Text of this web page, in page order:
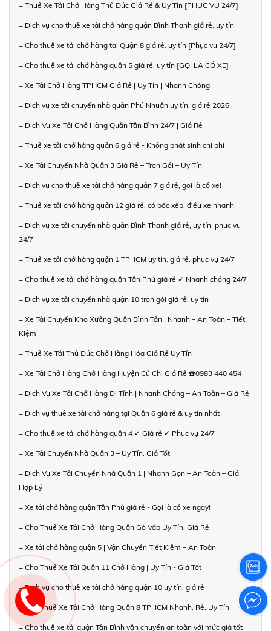
+ Thuê Xe Tải Chở Hàng Thủ Đức Giá Rẻ & Uy Tín [PHỤC VỤ 24/7]
+ Dịch vụ cho thuê xe tải chở hàng quận Bình Thạnh giá rẻ, uy tín
+ Cho thuê xe tải chở hàng tại Quận 8 giá rẻ, uy tín [Phục vụ 24/7]
+ Cho thuê xe tải chở hàng quận 5 giá rẻ, uy tín [GỌI LÀ CÓ XE]
+ Xe Tải Chở Hàng TPHCM Giá Rẻ | Uy Tín | Nhanh Chóng
+ Dịch vụ xe tải chuyển nhà quận Phú Nhuận uy tín, giá rẻ 2026
+ Dịch Vụ Xe Tải Chở Hàng Quận Tân Bình 24/7 | Giá Rẻ
+ Thuê xe tải chở hàng quận 6 giá rẻ - Không phát sinh chi phí
+ Xe Tải Chuyển Nhà Quận 3 Giá Rẻ – Trọn Gói – Uy Tín
+ Dịch vụ cho thuê xe tải chở hàng quận 7 giá rẻ, gọi là có xe!
+ Thuê xe tải chở hàng quận 12 giá rẻ, có bốc xếp, điều xe nhanh
+ Dịch vụ xe tải chuyển nhà quận Bình Thạnh giá rẻ, uy tín, phục vụ
24/7
+ Thuê xe tải chở hàng quận 1 TPHCM uy tín, giá rẻ, phục vụ 24/7
+ Cho thuê xe tải chở hàng quận Tân Phú giá rẻ ✓ Nhanh chóng 24/7
+ Dịch vụ xe tải chuyển nhà quận 10 trọn gói giá rẻ, uy tín
+ Xe Tải Chuyển Kho Xưởng Quận Bình Tân | Nhanh – An Toàn – Tiết
Kiệm
+ Thuê Xe Tải Thủ Đức Chở Hàng Hóa Giá Rẻ Uy Tín
+ Xe Tải Chở Hàng Chở Hàng Huyện Củ Chi Giá Rẻ ☎️0983 440 454
+ Dịch Vụ Xe Tải Chở Hàng Đi Tỉnh | Nhanh Chóng – An Toàn – Giá Rẻ
+ Dịch vụ thuê xe tải chở hàng tại Quận 6 giá rẻ & uy tín nhất
+ Cho thuê xe tải chở hàng quận 4 ✓ Giá rẻ ✓ Phục vụ 24/7
+ Xe Tải Chuyển Nhà Quận 3 – Uy Tín, Giá Tốt
+ Dịch Vụ Xe Tải Chuyển Nhà Quận 1 | Nhanh Gọn – An Toàn – Giá
Hợp Lý
+ Xe tải chở hàng quận Tân Phú giá rẻ - Gọi là có xe ngay!
+ Cho Thuê Xe Tải Chở Hàng Quận Gò Vấp Uy Tín, Giá Rẻ
+ Xe tải chở hàng quận 5 | Vận Chuyển Tiết Kiệm – An Toàn
+ Cho Thuê Xe Tải Quận 11 Chở Hàng | Uy Tín - Giá Tốt
+ Dịch vụ cho thuê xe tải chở hàng quận 10 uy tín, giá rẻ
+ Cho Thuê Xe Tải Chở Hàng Quận 8 TPHCM Nhanh, Rẻ, Uy Tín
+ Cho thuê xe tải quận Tân Bình vận chuyển an toàn với mức giá tốt